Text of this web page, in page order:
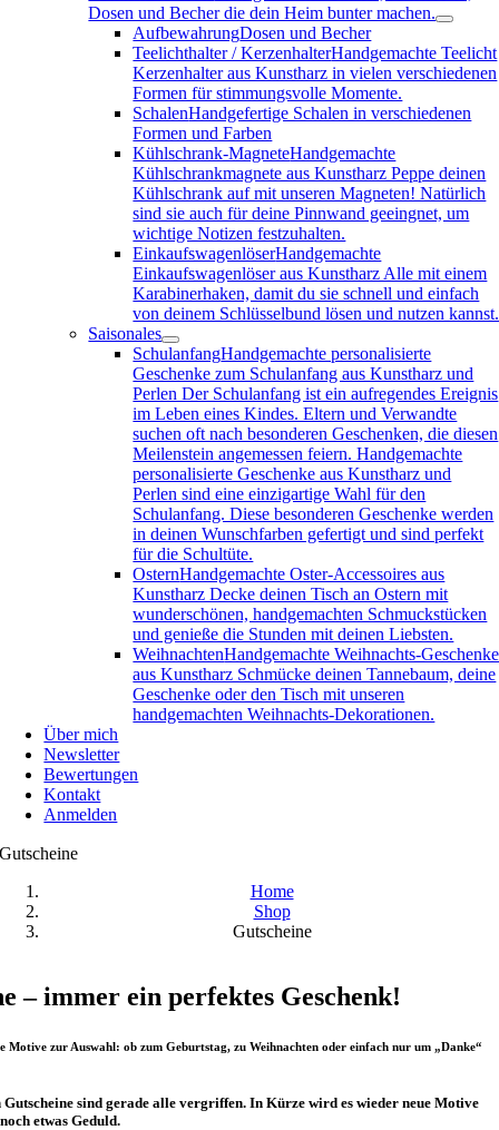
Dosen und Becher die dein Heim bunter machen.
AufbewahrungDosen und Becher
Teelichthalter / KerzenhalterHandgemachte Teelicht
Kerzenhalter aus Kunstharz in vielen verschiedenen
Formen für stimmungsvolle Momente.
SchalenHandgefertige Schalen in verschiedenen
Formen und Farben
Kühlschrank-MagneteHandgemachte
Kühlschrankmagnete aus Kunstharz Peppe deinen
Kühlschrank auf mit unseren Magneten! Natürlich
sind sie auch für deine Pinnwand geeingnet, um
wichtige Notizen festzuhalten.
EinkaufswagenlöserHandgemachte
Einkaufswagenlöser aus Kunstharz Alle mit einem
Karabinerhaken, damit du sie schnell und einfach
von deinem Schlüsselbund lösen und nutzen kannst.
Saisonales
SchulanfangHandgemachte personalisierte
Geschenke zum Schulanfang aus Kunstharz und
Perlen Der Schulanfang ist ein aufregendes Ereignis
im Leben eines Kindes. Eltern und Verwandte
suchen oft nach besonderen Geschenken, die diesen
Meilenstein angemessen feiern. Handgemachte
personalisierte Geschenke aus Kunstharz und
Perlen sind eine einzigartige Wahl für den
Schulanfang. Diese besonderen Geschenke werden
in deinen Wunschfarben gefertigt und sind perfekt
für die Schultüte.
OsternHandgemachte Oster-Accessoires aus
Kunstharz Decke deinen Tisch an Ostern mit
wunderschönen, handgemachten Schmuckstücken
und genieße die Stunden mit deinen Liebsten.
WeihnachtenHandgemachte Weihnachts-Geschenke
aus Kunstharz Schmücke deinen Tannebaum, deine
Geschenke oder den Tisch mit unseren
handgemachten Weihnachts-Dekorationen.
Über mich
Newsletter
Bewertungen
Kontakt
Anmelden
Gutscheine
Home
Shop
Gutscheine
– immer ein perfektes Geschenk!
Motive zur Auswahl: ob zum Geburtstag, zu Weihnachten oder einfach nur um „Danke“
sind gerade alle vergriffen. In Kürze wird es wieder neue Motive
etwas Geduld.